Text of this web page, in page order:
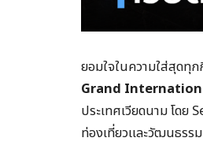
ยอมใจในความใส่สุดทุ
Grand
ประเทศเวียดนาม โดย
ท่องเที่ยวและวัฒนธรร